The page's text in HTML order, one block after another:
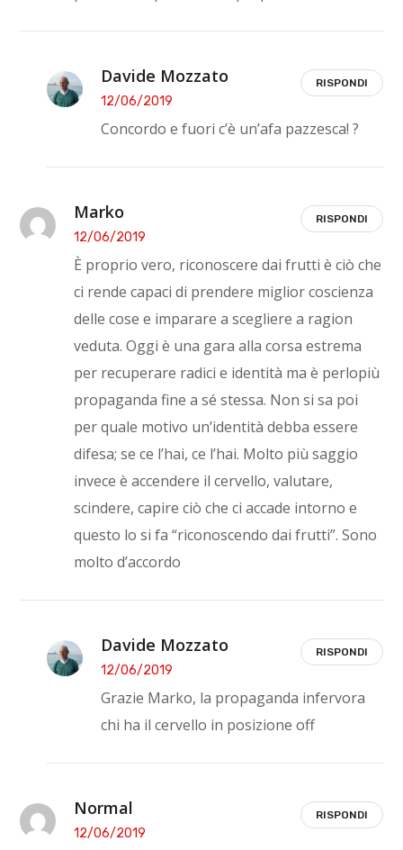
Davide Mozzato
12/06/2019
Concordo e fuori c’è un’afa pazzesca! ?
RISPONDI
Marko
12/06/2019
È proprio vero, riconoscere dai frutti è ciò che
ci rende capaci di prendere miglior coscienza
delle cose e imparare a scegliere a ragion
veduta. Oggi è una gara alla corsa estrema
per recuperare radici e identità ma è perlopiù
propaganda fine a sé stessa. Non si sa poi
per quale motivo un’identità debba essere
difesa; se ce l’hai, ce l’hai. Molto più saggio
invece è accendere il cervello, valutare,
scindere, capire ciò che ci accade intorno e
questo lo si fa “riconoscendo dai frutti”. Sono
molto d’accordo
RISPONDI
Davide Mozzato
12/06/2019
Grazie Marko, la propaganda infervora
chi ha il cervello in posizione off
RISPONDI
Normal
12/06/2019
RISPONDI